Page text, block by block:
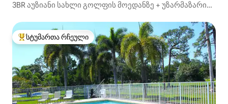
3BR აუზიანი სახლი გოლფის მოედანზე + უზარმაზარი
სტუმართა რჩეული მოწინავე ვარიანტი
სტუმართა რჩეული